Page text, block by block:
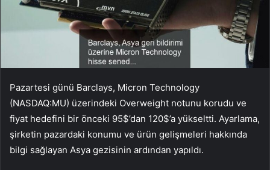
Pazartesi günü Barclays, Micron Technology
(NASDAQ:MU) üzerindeki Overweight notunu korudu ve
fiyat hedefini bir önceki 95$’dan 120$’a yükseltti. Ayarlama,
şirketin pazardaki konumu ve ürün gelişmeleri hakkında
bilgi sağlayan Asya gezisinin ardından yapıldı.